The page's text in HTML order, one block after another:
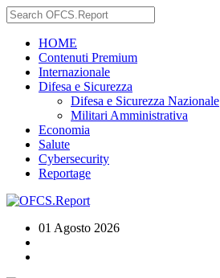
HOME
Contenuti Premium
Internazionale
Difesa e Sicurezza
Difesa e Sicurezza Nazionale
Militari Amministrativa
Economia
Salute
Cybersecurity
Reportage
01 Agosto 2026